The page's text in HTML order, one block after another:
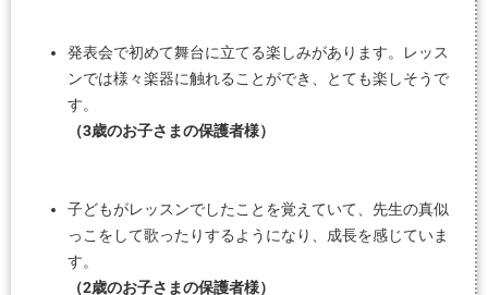
発表会で初めて舞台に立てる楽しみがあります。レッス
ンでは様々楽器に触れることができ、とても楽しそうで
す。
（3歳のお子さまの保護者様）
子どもがレッスンでしたことを覚えていて、先生の真似
っこをして歌ったりするようになり、成長を感じていま
す。
（2歳のお子さまの保護者様）